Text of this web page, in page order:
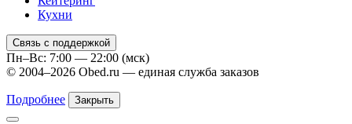
Кухни
Связь с поддержкой
Пн–Вс: 7:00 — 22:00 (мск)
© 2004–2026 Obed.ru — единая служба заказов
Подробнее Закрыть